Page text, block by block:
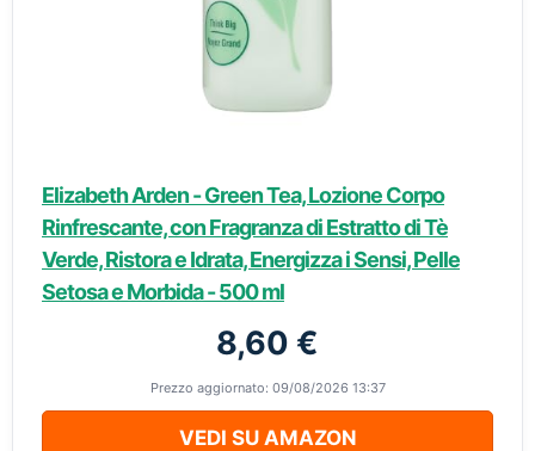
Elizabeth Arden - Green Tea, Lozione Corpo
Rinfrescante, con Fragranza di Estratto di Tè
Verde, Ristora e Idrata, Energizza i Sensi, Pelle
Setosa e Morbida - 500 ml
8,60 €
Prezzo aggiornato: 09/08/2026 13:37
VEDI SU AMAZON